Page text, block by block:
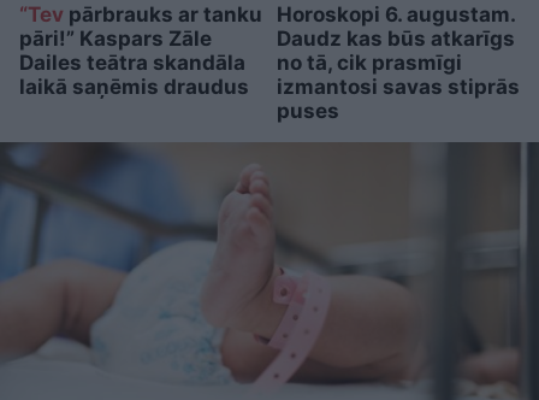
“Tev pārbrauks ar tanku
pāri!” Kaspars Zāle
Dailes teātra skandāla
laikā saņēmis draudus
Horoskopi 6. augustam.
Daudz kas būs atkarīgs
no tā, cik prasmīgi
izmantosi savas stiprās
puses